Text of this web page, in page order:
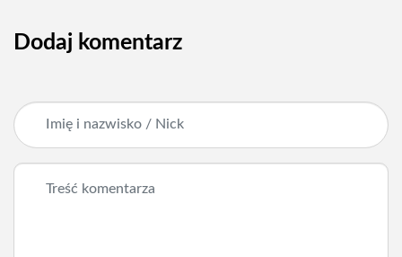
Dodaj komentarz